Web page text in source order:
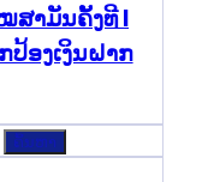
ສາມັນຄັ້ງທີ I
ປ້ອງເງິນຝາກ